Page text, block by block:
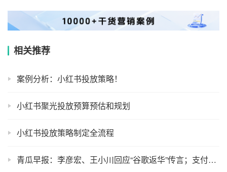
相关推荐
案例分析：小红书投放策略！
小红书聚光投放预算预估和规划
小红书投放策略制定全流程
青瓜早报：李彦宏、王小川回应“谷歌返华”传言；支付宝上线限时拼团功能……